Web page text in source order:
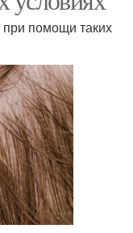
помощи таких